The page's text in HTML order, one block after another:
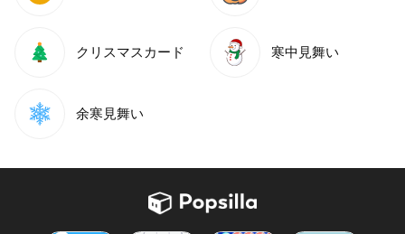
クリスマスカード 寒中見舞い
余寒見舞い